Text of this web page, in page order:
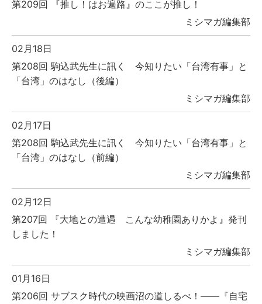
第209回 『推し！はお遍路』のここが推し！
ミシマガ編集部
02月18日
第208回 駒込武先生に訊く 今知りたい「台湾有事」と
「台湾」のはなし（後編）
ミシマガ編集部
02月17日
第208回 駒込武先生に訊く 今知りたい「台湾有事」と
「台湾」のはなし（前編）
ミシマガ編集部
02月12日
第207回 『大地との遭遇 こんな幼稚園ありかよ』発刊
しました！
ミシマガ編集部
01月16日
第206回 サブスク時代の映画沼の道しるべ！――『自宅